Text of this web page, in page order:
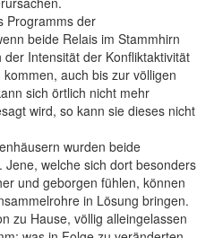
Programms der
beide Relais im Stammhirn
Intensität der Konfliktaktivität
auch bis zur völligen
sich örtlich nicht mehr
wird, so kann sie dieses nicht
wurden beide
welche sich dort besonders
und geborgen fühlen, können
in Lösung bringen.
zu Hause, völlig alleingelassen